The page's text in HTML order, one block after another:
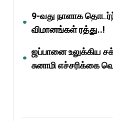
9-வது நாளாக
விமானங்கள் ரத்து..!
ஜப்பானை உலுக்கிய
சுனாமி எச்சரிக்கை